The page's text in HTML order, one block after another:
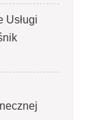
Usługi